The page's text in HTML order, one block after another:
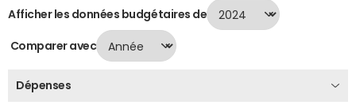
Afficher les données budgétaires de
Comparer avec
Dépenses